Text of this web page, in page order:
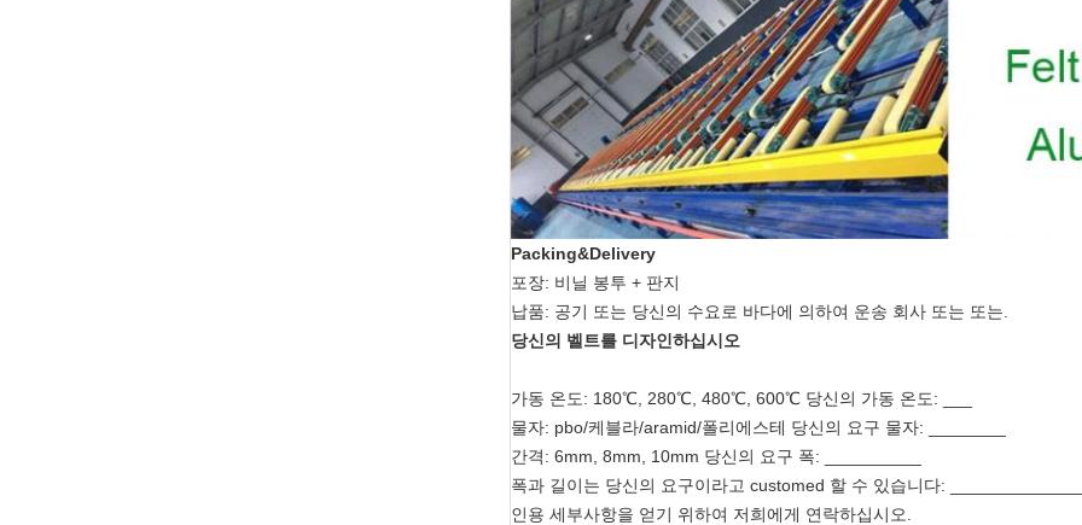
Packing&Delivery
포장: 비닐 봉투 + 판지
납품: 공기 또는 당신의 수요로 바다에 의하여 운송 회사 또는 또는.
당신의 벨트를 디자인하십시오
가동 온도: 180℃, 280℃, 480℃, 600℃ 당신의 가동 온도: ___
물자: pbo/케블라/aramid/폴리에스테 당신의 요구 물자: ________
간격: 6mm, 8mm, 10mm 당신의 요구 폭: __________
폭과 길이는 당신의 요구이라고 customed 할 수 있습니다:
인용 세부사항을 얻기 위하여 저희에게 연락하십시오.